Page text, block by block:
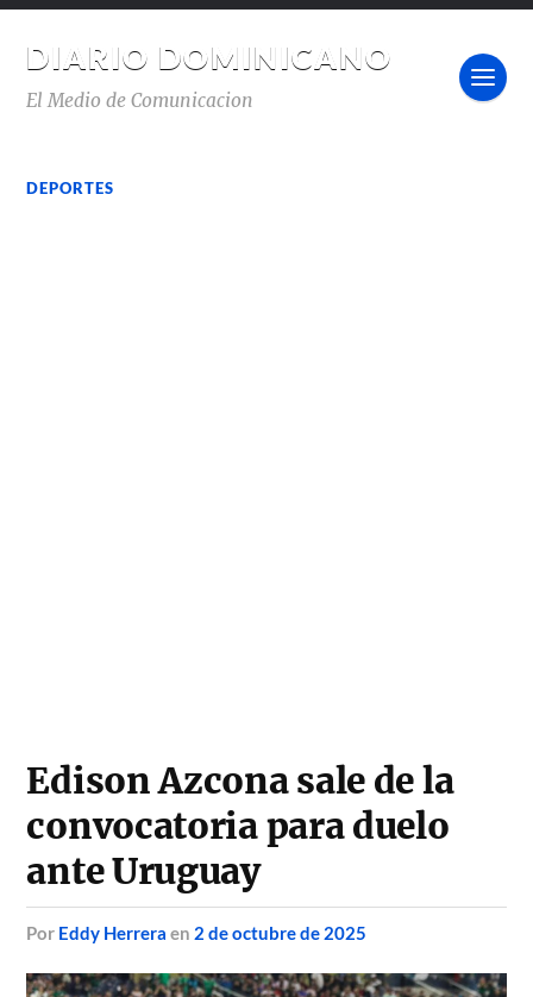
DIARIO DOMINICANO
El Medio de Comunicacion
DEPORTES
Edison Azcona sale de la
convocatoria para duelo
ante Uruguay
por Eddy Herrera en 2 de octubre de 2025